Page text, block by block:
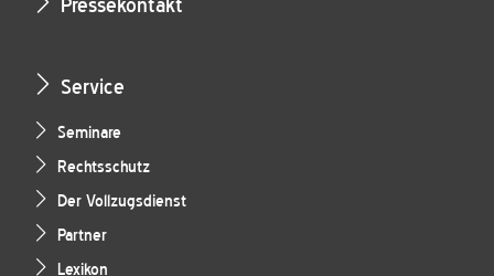
Pressekontakt
Service
Seminare
Rechtsschutz
Der Vollzugsdienst
Partner
Lexikon